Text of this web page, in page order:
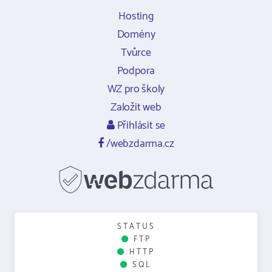
Hosting
Domény
Tvůrce
Podpora
WZ pro školy
Založit web
Přihlásit se
/webzdarma.cz
STATUS
FTP
HTTP
SQL